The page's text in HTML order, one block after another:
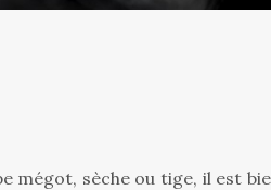
mégot, sèche ou tige, il est